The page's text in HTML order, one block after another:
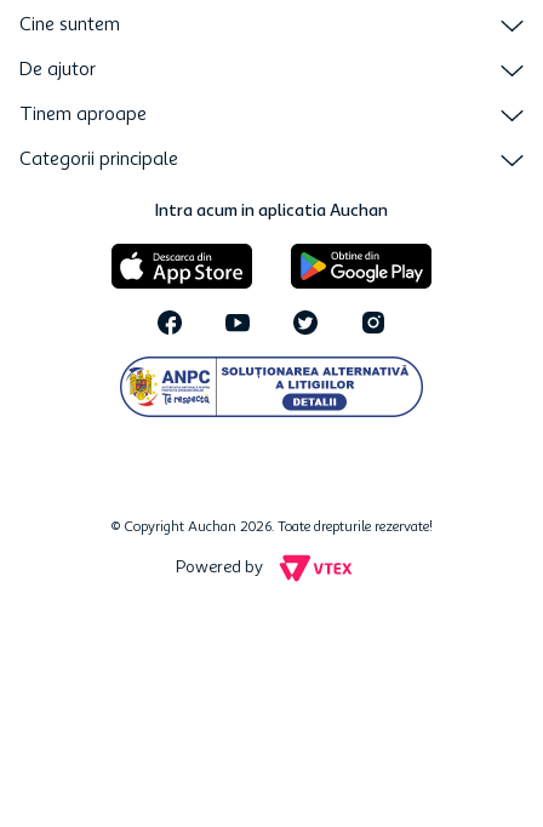
Cine suntem
De ajutor
Tinem aproape
Categorii principale
Intra acum in aplicatia Auchan
© Copyright Auchan 2026. Toate drepturile rezervate!
Powered by